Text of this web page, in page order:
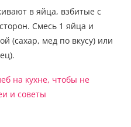
в яйца, взбитые с
Смесь 1 яйца и
(сахар, мед по вкусу) или